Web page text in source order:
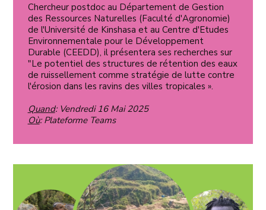
Chercheur postdoc au Département de Gestion
des Ressources Naturelles (Faculté d'Agronomie)
de l'Université de Kinshasa et au Centre d'Etudes
Environnementale pour le Développement
Durable (CEEDD), il présentera ses recherches sur
"Le potentiel des structures de rétention des eaux
de ruissellement comme stratégie de lutte contre
l'érosion dans les ravins des villes tropicales ».
Quand: Vendredi 16 Mai 2025
Où: Plateforme Teams